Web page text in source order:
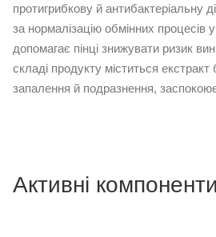
протигрибкову й антибактеріальну
за нормалізацію обмінних процесів
допомагає пінці знижувати ризик
складі продукту міститься екстракт
запалення й подразнення, заспокоює
Активні